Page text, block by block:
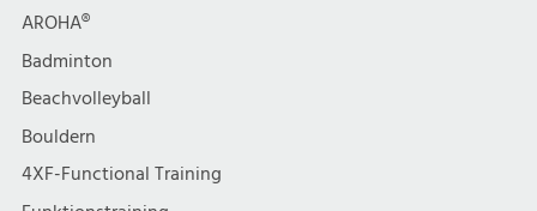
AROHA®
Badminton
Beachvolleyball
Bouldern
4XF-Functional Training